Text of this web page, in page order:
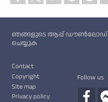
ഞങ്ങളുടെ ആപ്പ് ഡൗൺലോഡ്
ചെയ്യുക
Footer
Contact
Copyright
Site map
Privacy policy
Follow us